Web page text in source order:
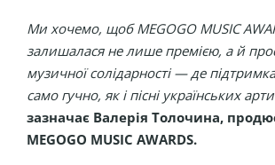
Ми хочемо, щоб MEGOGO MUSIC
залишалася не лише премією, а й
музичної солідарності — де
само гучно, як і пісні українських
зазначає Валерія Толочина,
MEGOGO MUSIC AWARDS.